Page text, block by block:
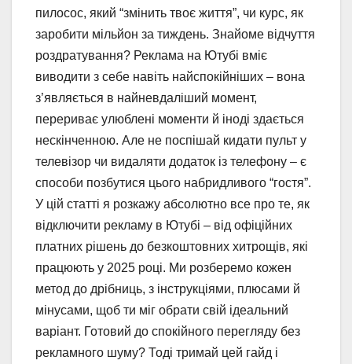
пилосос, який “змінить твоє життя”, чи курс, як
заробити мільйон за тиждень. Знайоме відчуття
роздратування? Реклама на Ютубі вміє
виводити з себе навіть найспокійніших – вона
з’являється в найневдаліший момент,
перериває улюблені моменти й іноді здається
нескінченною. Але не поспішай кидати пульт у
телевізор чи видаляти додаток із телефону – є
способи позбутися цього набридливого “гостя”.
У цій статті я розкажу абсолютно все про те, як
відключити рекламу в Ютубі – від офіційних
платних рішень до безкоштовних хитрощів, які
працюють у 2025 році. Ми розберемо кожен
метод до дрібниць, з інструкціями, плюсами й
мінусами, щоб ти міг обрати свій ідеальний
варіант. Готовий до спокійного перегляду без
рекламного шуму? Тоді тримай цей гайд і